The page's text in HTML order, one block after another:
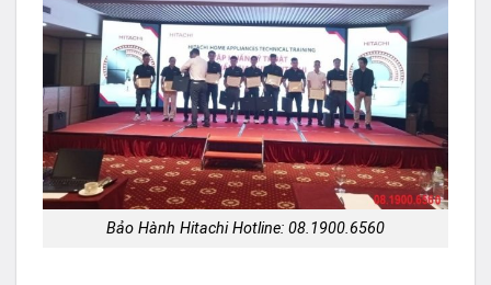
Bảo Hành Hitachi Hotline: 08.1900.6560